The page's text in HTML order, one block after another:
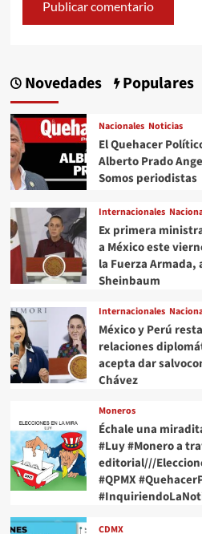
Novedades Populares
Nacionales Noticias
El Quehacer
Alberto Prado
Somos periodistas
Internacionales
Ex primera
a México este
la Fuerza Armada,
Sheinbaum
Internacionales
México y Perú
relaciones
acepta dar
Chávez
Moneros
Échale una
#Luy #Monero a
editorial///
#QPMX
CDMX